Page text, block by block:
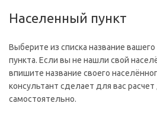
Населенный пункт
Выберите из списка название
пункта. Если вы не нашли свой
впишите название своего
консультант сделает для вас расчет
самостоятельно.